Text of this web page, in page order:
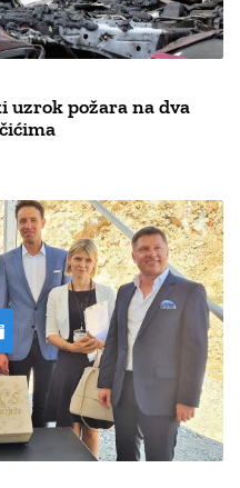
uzrok požara na dva